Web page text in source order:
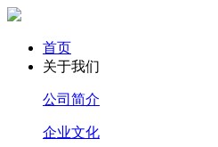
首页
关于我们
公司简介
企业文化